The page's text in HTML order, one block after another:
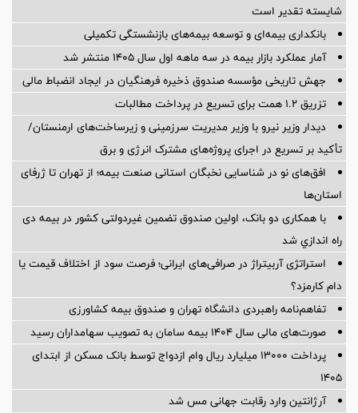
شایسته تقدیر است
بانکداری بیمه‌ای و توسعه بیمه‌های بازنشستگی تکمیلی
آمار عملكرد بازار بیمه در سه ماهه اول سال 1405 منتشر شد
جهش تاریخی مؤسسه صندوق ذخیره فرهنگیان در ایجاد انضباط مالی
تزریق ۱.۲ همت برای تسریع در پرداخت مطالبات
دیدار وزیر نیرو با وزیر مدیریت سرزمینی و زیرساخت‌های ارمنستان/
تأکید بر تسریع در اجرای پروژه‌های مشترک انرژی و برق
افق‌های نو در شناسایی نخبگان استانی صنعت بیمه؛ از تهران تا ژرفای
استان‌ها
با همکاری دو بانک، اولین صندوق تضمین غیردولتی کشور در بیمه دی
راه اندازي شد
استراتژی آربیتراژ در صرافی‌های ایرانی؛ فرصت سود از اختلاف قیمت یا
دام کارمزد؟
تفاهم‌نامه راهبردی دانشگاه تهران و صندوق بیمه كشاورزی
صورت‌های مالی سال ۱۴۰۴ بیمه سامان به تصویب سهامداران رسید
پرداخت ۱۳۰۰۰ میلیارد ریال وام ازدواج توسط بانک مسکن از ابتدای
۱۴۰۵
آرژانتین وارد رقابت جهانی مس شد